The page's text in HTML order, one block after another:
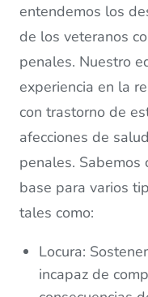
entendemos los
de los veteranos
penales. Nuestro
experiencia en la
con trastorno de
afecciones de
penales. Sabemos
base para varios
tales como:
Locura:
incapaz de